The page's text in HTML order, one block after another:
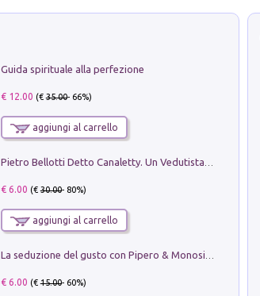
Guida spirituale alla perfezione
€ 12.00 (€35.00- 66%)
aggiungi al carrello
€ 6.00 (€30.00- 80%)
aggiungi al carrello
€ 6.00 (€15.00- 60%)